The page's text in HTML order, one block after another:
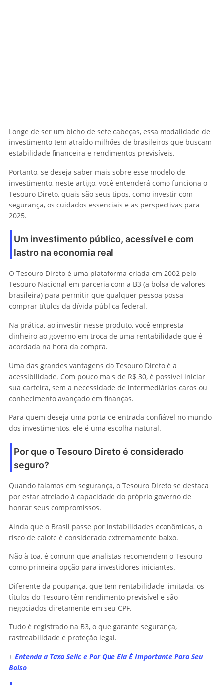
Longe de ser um bicho de sete cabeças, essa modalidade de
investimento tem atraído milhões de brasileiros que buscam
estabilidade financeira e rendimentos previsíveis.
Portanto, se deseja saber mais sobre esse modelo de
investimento, neste artigo, você entenderá como funciona o
Tesouro Direto, quais são seus tipos, como investir com
segurança, os cuidados essenciais e as perspectivas para
2025.
Um investimento público, acessível e com
lastro na economia real
O Tesouro Direto é uma plataforma criada em 2002 pelo
Tesouro Nacional em parceria com a B3 (a bolsa de valores
brasileira) para permitir que qualquer pessoa possa
comprar títulos da dívida pública federal.
Na prática, ao investir nesse produto, você empresta
dinheiro ao governo em troca de uma rentabilidade que é
acordada na hora da compra.
Uma das grandes vantagens do Tesouro Direto é a
acessibilidade. Com pouco mais de R$ 30, é possível iniciar
sua carteira, sem a necessidade de intermediários caros ou
conhecimento avançado em finanças.
Para quem deseja uma porta de entrada confiável no mundo
dos investimentos, ele é uma escolha natural.
Por que o Tesouro Direto é considerado
seguro?
Quando falamos em segurança, o Tesouro Direto se destaca
por estar atrelado à capacidade do próprio governo de
honrar seus compromissos.
Ainda que o Brasil passe por instabilidades econômicas, o
risco de calote é considerado extremamente baixo.
Não à toa, é comum que analistas recomendem o Tesouro
como primeira opção para investidores iniciantes.
Diferente da poupança, que tem rentabilidade limitada, os
títulos do Tesouro têm rendimento previsível e são
negociados diretamente em seu CPF.
Tudo é registrado na B3, o que garante segurança,
rastreabilidade e proteção legal.
+ Entenda a Taxa Selic e Por Que Ela É Importante Para Seu
Bolso